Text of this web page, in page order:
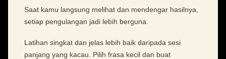
Saat kamu langsung melihat dan mendengar hasilnya,
setiap pengulangan jadi lebih berguna.
Latihan singkat dan jelas lebih baik daripada sesi
panjang yang kacau. Pilih frasa kecil dan buat